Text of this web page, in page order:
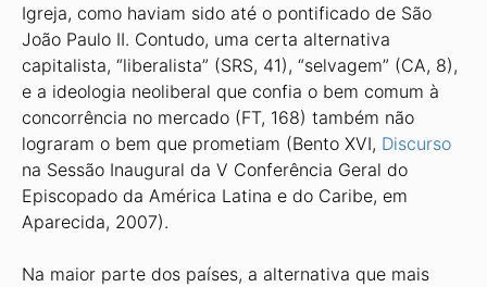
Igreja, como haviam sido até o pontificado de São
João Paulo II. Contudo, uma certa alternativa
capitalista, “liberalista” (SRS, 41), “selvagem” (CA, 8),
e a ideologia neoliberal que confia o bem comum à
concorrência no mercado (FT, 168) também não
lograram o bem que prometiam (Bento XVI, Discurso
na Sessão Inaugural da V Conferência Geral do
Episcopado da América Latina e do Caribe, em
Aparecida, 2007).
Na maior parte dos países, a alternativa que mais